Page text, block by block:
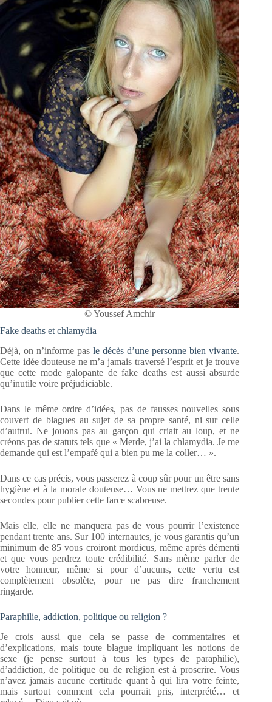
© Youssef Amchir
Fake deaths et chlamydia
Déjà, on n’informe pas le décès d’une personne bien vivante.
Cette idée douteuse ne m’a jamais traversé l’esprit et je trouve
que cette mode galopante de fake deaths est aussi absurde
qu’inutile voire préjudiciable.
Dans le même ordre d’idées, pas de fausses nouvelles sous
couvert de blagues au sujet de sa propre santé, ni sur celle
d’autrui. Ne jouons pas au garçon qui criait au loup, et ne
créons pas de statuts tels que « Merde, j’ai la chlamydia. Je me
demande qui est l’empafé qui a bien pu me la coller… ».
Dans ce cas précis, vous passerez à coup sûr pour un être sans
hygiène et à la morale douteuse… Vous ne mettrez que trente
secondes pour publier cette farce scabreuse.
Mais elle, elle ne manquera pas de vous pourrir l’existence
pendant trente ans. Sur 100 internautes, je vous garantis qu’un
minimum de 85 vous croiront mordicus, même après démenti
et que vous perdrez toute crédibilité. Sans même parler de
votre honneur, même si pour d’aucuns, cette vertu est
complètement obsolète, pour ne pas dire franchement
ringarde.
Paraphilie, addiction, politique ou religion ?
Je crois aussi que cela se passe de commentaires et
d’explications, mais toute blague impliquant les notions de
sexe (je pense surtout à tous les types de paraphilie),
d’addiction, de politique ou de religion est à proscrire. Vous
n’avez jamais aucune certitude quant à qui lira votre feinte,
mais surtout comment cela pourrait pris, interprété… et